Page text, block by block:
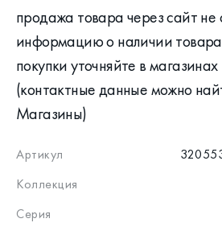
продажа товара через сайт не
информацию о наличии
покупки уточняйте в
(контактные данные можно
Магазины)
Артикул
Коллекция
Серия